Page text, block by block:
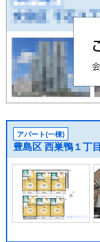
アパート(一棟)
豊島区 西巣鴨１丁目